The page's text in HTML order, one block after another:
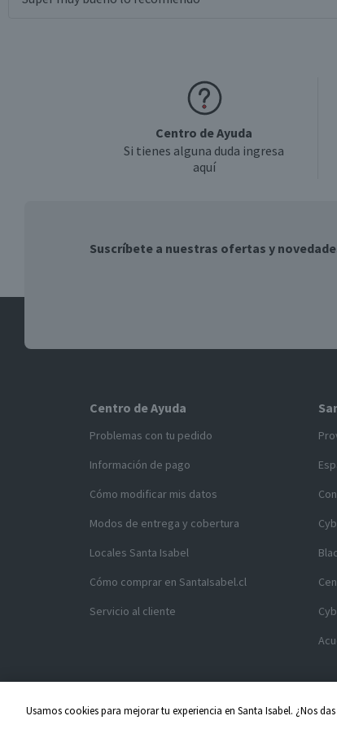
Centro de Ayuda
Si tienes alguna duda ingresa
aquí
Suscríbete a nuestras ofertas y
Centro de Ayuda
Problemas con tu pedido
Información de pago
Cómo modificar mis datos
Modos de entrega y cobertura
Locales Santa Isabel
Cómo comprar en SantaIsabel.cl
Servicio al cliente
Usamos cookies para mejorar tu experiencia en Santa Isabel. ¿Nos